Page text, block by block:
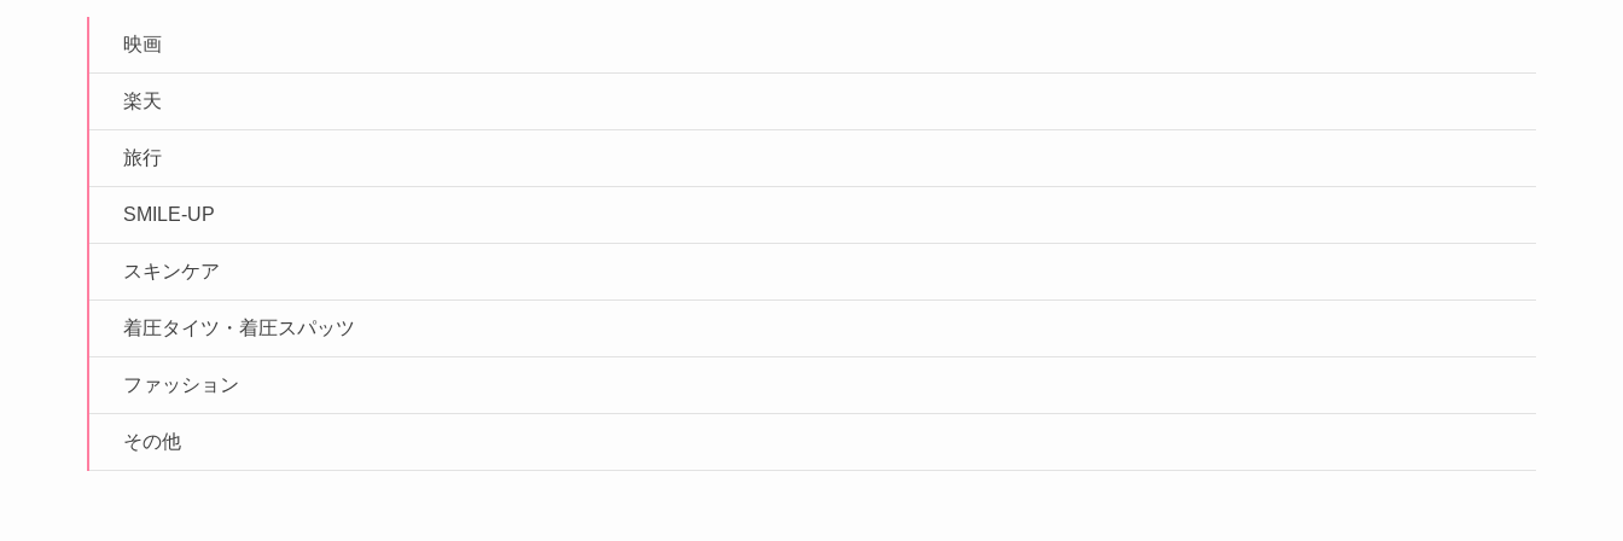
映画
楽天
旅行
SMILE-UP
スキンケア
着圧タイツ・着圧スパッツ
ファッション
その他